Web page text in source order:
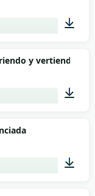
00:15
y vertiendo